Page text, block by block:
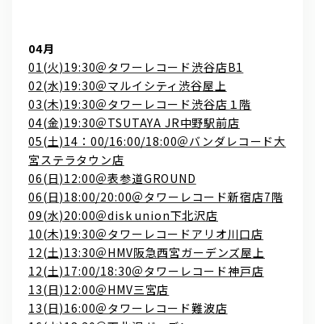
04月
01(火)19:30＠タワーレコード渋谷店B1
02(水)19:30＠マルイシティ渋谷屋上
03(木)19:30＠タワーレコード渋谷店１階
04(金)19:30＠TSUTAYA JR中野駅前店
05(土)14：00/16:00/18:00＠バンダレコード大
宮ステラタウン店
06(日)12:00＠表参道GROUND
06(日)18:00/20:00＠タワーレコード新宿店7階
09(水)20:00＠disk union下北沢店
10(木)19:30＠タワーレコードアリオ川口店
12(土)13:30＠HMV阪急西宮ガーデンズ屋上
12(土)17:00/18:30＠タワーレコード神戸店
13(日)12:00＠HMV三宮店
13(日)16:00＠タワーレコード難波店
GOODS
FAN CLUB
TICKET